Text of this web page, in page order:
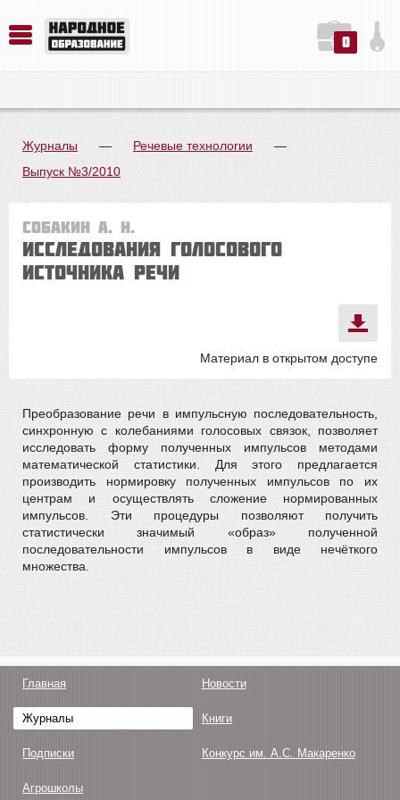
0
Журналы — Речевые технологии
—
Выпуск №3/2010
Собакин А. Н.
Исследования голосового
источника речи
Материал в открытом доступе
Преобразование речи в импульсную последовательность,
синхронную с колебаниями голосовых связок, позволяет
исследовать форму полученных импульсов методами
математической статистики. Для этого предлагается
производить нормировку полученных импульсов по их
центрам и осуществлять сложение нормированных
импульсов. Эти процедуры позволяют получить
статистически значимый «образ» полученной
последовательности импульсов в виде нечёткого
множества.
Главная Новости
Журналы Книги
Подписки Конкурс им. А.С. Макаренко
Агрошколы